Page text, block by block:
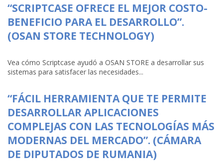
“SCRIPTCASE OFRECE EL MEJOR COSTO-
BENEFICIO PARA EL DESARROLLO”.
(OSAN STORE TECHNOLOGY)
Vea cómo Scriptcase ayudó a OSAN STORE a desarrollar sus
sistemas para satisfacer las necesidades...
“FÁCIL HERRAMIENTA QUE TE PERMITE
DESARROLLAR APLICACIONES
COMPLEJAS CON LAS TECNOLOGÍAS MÁS
MODERNAS DEL MERCADO”. (CÁMARA
DE DIPUTADOS DE RUMANIA)